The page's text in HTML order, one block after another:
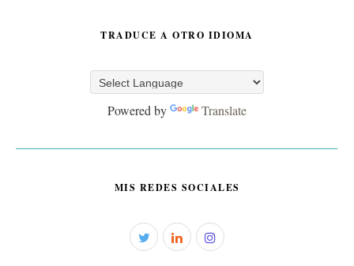
TRADUCE A OTRO IDIOMA
Powered by Translate
MIS REDES SOCIALES